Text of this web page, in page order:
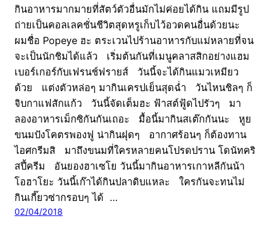
กินอาหารมากมายที่สัตว์ตัวอื่นมักไม่ค่อยได้กิน แถมมีรูป
ถ่ายเป็นคอลเลคชั่นชีวิตสุดหรูเก็บไว้อวดคนอื่นด้วยนะ
ผมชื่อ Popeye ฮะ ตระเวนไปร้านอาหารกับแม่หลายที่จน
จะเป็นนักชิมได้แล้ว เริ่มต้นกันที่เมนูคลาสสิกอย่างแฮม
เบอร์เกอร์กับเฟรนช์ฟรายส์ วันนี้จะได้กินแมวเหมียว
ด้วย แต่งตัวหล่อๆ มากินเครปเย็นสุดฉ่ำ วันไหนชิลๆ ก็
จิบกาแฟสักแก้ว วันนี้จัดเต็มฮะ ฟ้าสต์ฟู้ดไปรัวๆ มา
ลองอาหารเม็กซิกันกันเถอะ มื้อนี้มากินสเต๊กกันนะ หูย
ขนมปังโคตรพองฟู น่ากินฝุดๆ อากาศร้อนๆ ก็ต้องทาน
ไอศกรีมสิ มาถึงขนมที่ใครหลายคนโปรดปราน โดนัทคริ
สปี้ครีม อันยองฮาเซโย วันนี้มากินอาหารเกาหลีกันน้า
โอฮาโยะ วันนี้เก๊าได้กินปลาดิบแหละ ใครกันจะทนไม่
กินเกี๊ยวซ่ากรอบๆ ได้ …
02/04/2018